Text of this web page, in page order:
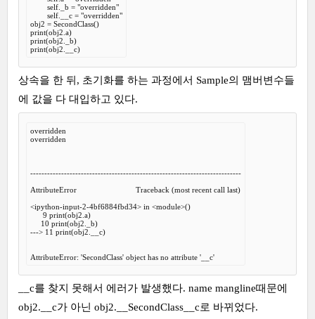
        self._b = "overridden"
        self.__c = "overridden"
obj2 = SecondClass()
print(obj2.a)
print(obj2._b)
print(obj2.__c)
상속을 한 뒤, 초기화를 하는 과정에서 Sample의 맴버변수들
에 값을 다 대입하고 있다.
overridden
overridden
---------------------------------------------------------------------------
AttributeError                            Traceback (most recent call last)
<ipython-input-2-4bf6884fbd34> in <module>()
      9 print(obj2.a)
     10 print(obj2._b)
---> 11 print(obj2.__c)
AttributeError: 'SecondClass' object has no attribute '__c'
__c를 찾지 못해서 에러가 발생했다. name mangline때문에
obj2.__c가 아닌 obj2.__SecondClass__c로 바뀌었다.